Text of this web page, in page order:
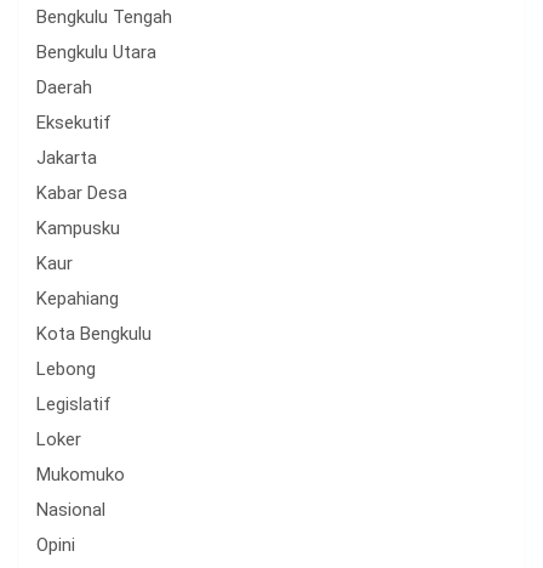
Bengkulu Tengah
Bengkulu Utara
Daerah
Eksekutif
Jakarta
Kabar Desa
Kampusku
Kaur
Kepahiang
Kota Bengkulu
Lebong
Legislatif
Loker
Mukomuko
Nasional
Opini